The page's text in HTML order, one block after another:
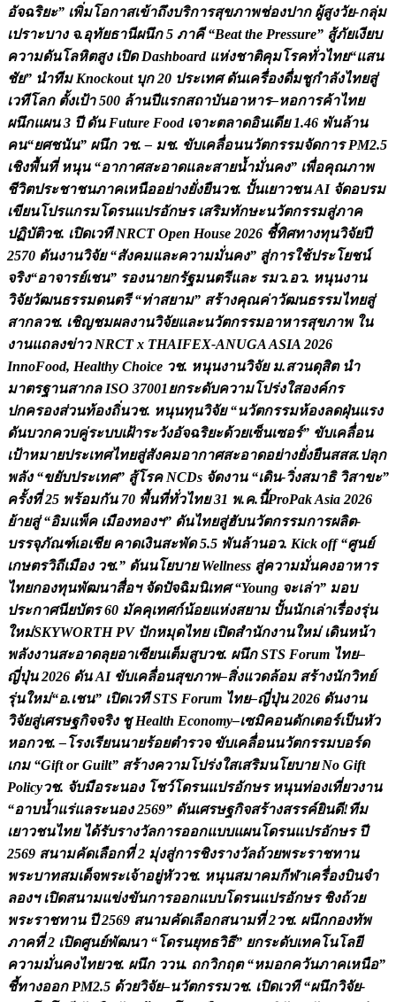
อจฉรยะ” เพมโอกาสเขาถงบรการสขภาพชองปาก ผสงวย-กลม
เปราะบาง จ.อทยธานผนก 5 ภาค “Beat the Pressure” สภยเงยบ
ความดนโลหตสง เปด Dashboard แหงชาตคมโรคทวไทย“แสน
ชย” นทม Knockout บก 20 ประเทศ ดนเครองดมชกลงไทยส
เวทโลก ตงเปา 500 ลานปแรกสถาบนอาหาร–หอการคาไทย
ผนกแผน 3 ป ดน Future Food เจาะตลาดอนเดย 1.46 พนลาน
คน“ยศชนน” ผนก วช. – มช. ขบเคลอนนวตกรรมจดการ PM2.5
เชงพนท หนน “อากาศสะอาดและสายนมนคง” เพอคณภาพ
ชวตประชาชนภาคเหนออยางยงยนวช. ปนเยาวชน AI จดอบรม
เขยนโปรแกรมโดรนแปรอกษร เสรมทกษะนวตกรรมสภาค
ปฏบตวช. เปดเวท NRCT Open House 2026 ชทศทางทนวจยป
2570 ดนงานวจย “สงคมและความมนคง” สการใชประโยชน
จรง“อาจารยเชน” รองนายกรฐมนตรและ รมว.อว. หนนงาน
วจยวฒนธรรมดนตร “ทาสยาม” สรางคณคาวฒนธรรมไทยส
สากลวช. เชญชมผลงานวจยและนวตกรรมอาหารสขภาพ ใน
งานแถลงขาว NRCT x THAIFEX-ANUGAASIA 2026
InnoFood, Healthy Choice วช. หนนงานวจย ม.สวนดสต น
มาตรฐานสากล ISO 37001ยกระดบความโปรงใสองคกร
ปกครองสวนทองถนวช. หนนทนวจย “นวตกรรมหองลดฝนแรง
ดนบวกควบคระบบเฝาระวงอจฉรยะดวยเซนเซอร” ขบเคลอน
เปาหมายประเทศไทยสสงคมอากาศสะอาดอยางยงยนสสส.ปลก
พลง “ขยบประเทศ” สโรค NCDs จดงาน “เดน-วงสมาธ วสาขะ”
ครงท 25 พรอมกน 70 พนททวไทย 31 พ.ค.นProPakAsia 2026
ยายส “อมแพค เมองทองฯ” ดนไทยสฮบนวตกรรมการผลต-
บรรจภณฑเอเชย คาดเงนสะพด 5.5 พนลานอว. Kick off “ศนย
เกษตรวถเมอง วช.” ดนนโยบาย Wellness สความมนคงอาหาร
ไทยกองทนพฒนาสอฯ จดปจฉมนเทศ “Young จะเลา” มอบ
ประกาศนยบตร 60 มคคเทศกนอยแหงสยาม ปนนกเลาเรองรน
ใหมSKYWORTH PV ปกหมดไทย เปดสนกงานใหม เดนหนา
พลงงานสะอาดลยอาเซยนเตมสบวช. ผนก STS Forum ไทย–
ญปน 2026 ดน AI ขบเคลอนสขภาพ–สงแวดลอม สรางนกวทย
รนใหม“อ.เชน” เปดเวท STS Forum ไทย–ญปน 2026 ดนงาน
วจยสเศรษฐกจจรง ช Health Economy–เซมคอนดกเตอรเปนหว
หอกวช. –โรงเรยนนายรอยตรวจ ขบเคลอนนวตกรรมบอรด
เกม “Gift or Guilt” สรางความโปรงใสเสรมนโยบาย No Gift
Policyวช. จบมอระนอง โชวโดรนแปรอกษร หนนทองเทยวงาน
“อาบนแรแลระนอง 2569” ดนเศรษฐกจสรางสรรคยนด!ทม
เยาวชนไทย ไดรบรางวลการออกแบบแผนโดรนแปรอกษร ป
2569 สนามคดเลอกท 2 มงสการชงรางวลถวยพระราชทาน
พระบาทสมเดจพระเจาอยหววช. หนนสมาคมกฬาเครองบนจ
ลองฯ เปดสนามแขงขนการออกแบบโดรนแปรอกษร ชงถวย
พระราชทาน ป 2569 สนามคดเลอกสนามท 2วช. ผนกกองทพ
ภาคท 2 เปดศนยพฒนา “โดรนยทธวธ” ยกระดบเทคโนโลย
ความมนคงไทยวช. ผนก ววน. ถกวกฤต “หมอกควนภาคเหนอ”
ชทางออก PM2.5 ดวยวจย–นวตกรรมวช. เปดเวท “ผนกวจย-